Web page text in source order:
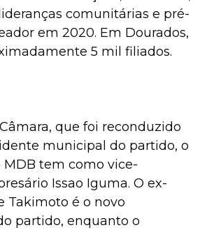
comunitárias e pré-
em 2020. Em Dourados,
5 mil filiados.
que foi reconduzido
municipal do partido, o
tem como vice-
Issao Iguma. O ex-
Takimoto é o novo
partido, enquanto o